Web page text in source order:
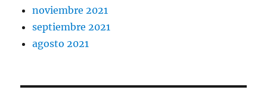
noviembre 2021
septiembre 2021
agosto 2021